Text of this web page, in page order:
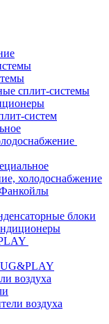
сплит-системы
систем
холодоснабжение
блоки
воздуха
воздуха